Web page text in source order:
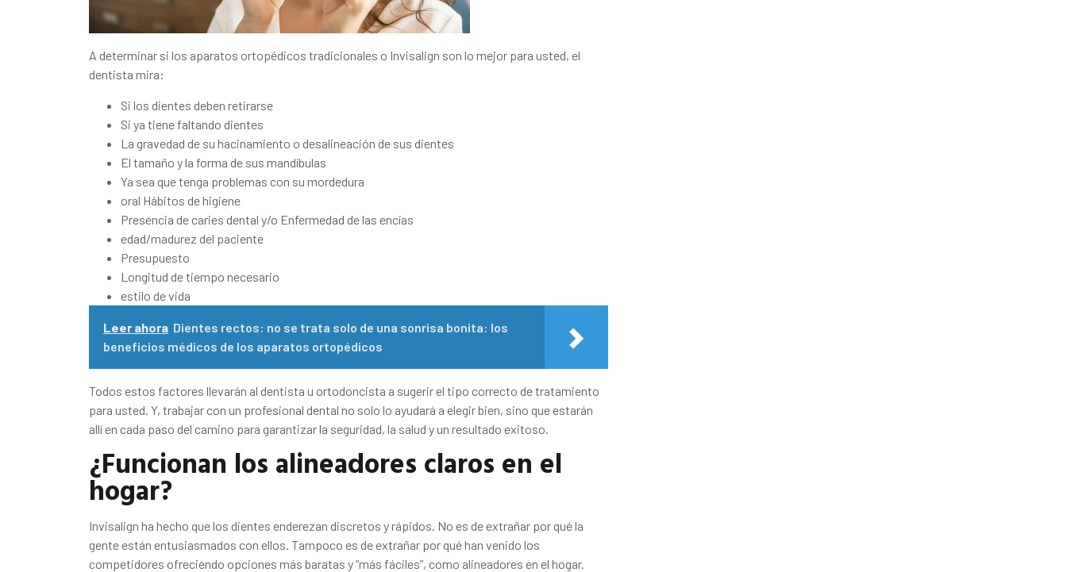
A determinar si los aparatos ortopédicos tradicionales o Invisalign son lo mejor para usted, el
dentista mira:
Si los dientes deben retirarse
Si ya tiene faltando dientes
La gravedad de su hacinamiento o desalineación de sus dientes
El tamaño y la forma de sus mandíbulas
Ya sea que tenga problemas con su mordedura
oral Hábitos de higiene
Presencia de caries dental y/o Enfermedad de las encías
edad/madurez del paciente
Presupuesto
Longitud de tiempo necesario
estilo de vida
Leer ahora Dientes rectos: no se trata solo de una sonrisa bonita: los
beneficios médicos de los aparatos ortopédicos
Todos estos factores llevarán al dentista u ortodoncista a sugerir el tipo correcto de tratamiento
para usted. Y, trabajar con un profesional dental no solo lo ayudará a elegir bien, sino que estarán
allí en cada paso del camino para garantizar la seguridad, la salud y un resultado exitoso.
¿Funcionan los alineadores claros en el
hogar?
Invisalign ha hecho que los dientes enderezan discretos y rápidos. No es de extrañar por qué la
gente están entusiasmados con ellos. Tampoco es de extrañar por qué han venido los
competidores ofreciendo opciones más baratas y “más fáciles”, como alineadores en el hogar.